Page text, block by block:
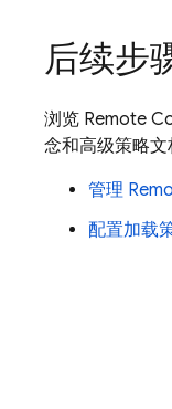
后续步
浏览 Remote
念和高级策略文
管理
配置加载